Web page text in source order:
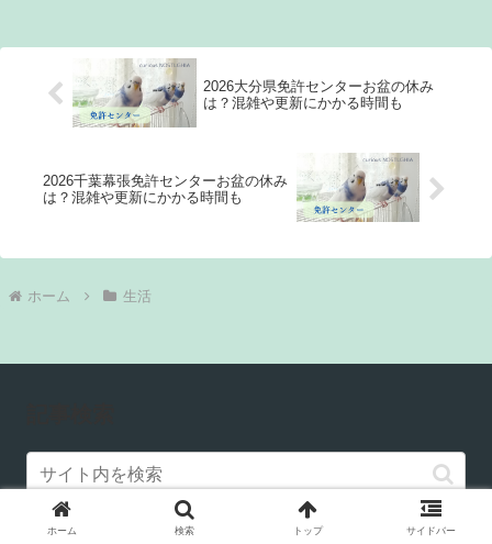
2026大分県免許センターお盆の休み
は？混雑や更新にかかる時間も
2026千葉幕張免許センターお盆の休み
は？混雑や更新にかかる時間も
ホーム 生活
ホーム 検索 トップ サイドバー